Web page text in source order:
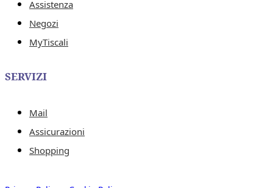
Assistenza
Negozi
MyTiscali
SERVIZI
Mail
Assicurazioni
Shopping